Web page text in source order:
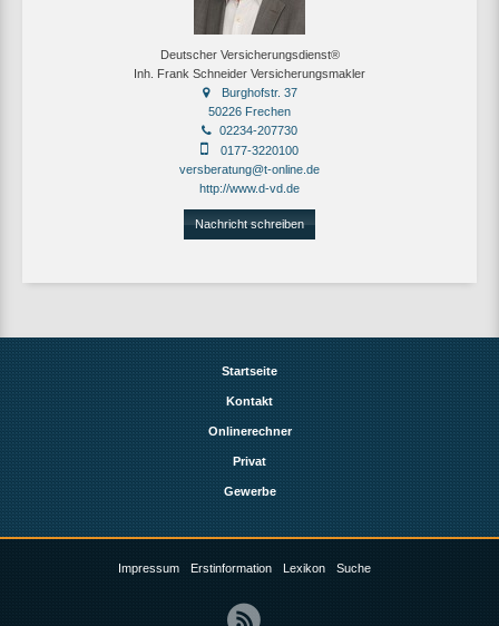
Deutscher Versicherungsdienst®
Inh. Frank Schneider Versicherungsmakler
Burghofstr. 37
50226 Frechen
02234-207730
0177-3220100
versberatung@t-online.de
http://www.d-vd.de
Nachricht schreiben
Startseite
Kontakt
Onlinerechner
Privat
Gewerbe
Impressum Erstinformation Lexikon Suche